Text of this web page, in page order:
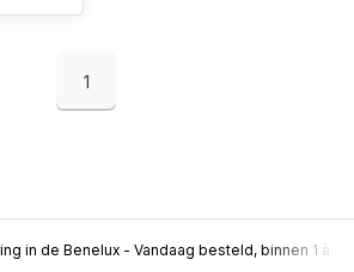
1
in de Benelux - Vandaag besteld, binnen 1 à 2